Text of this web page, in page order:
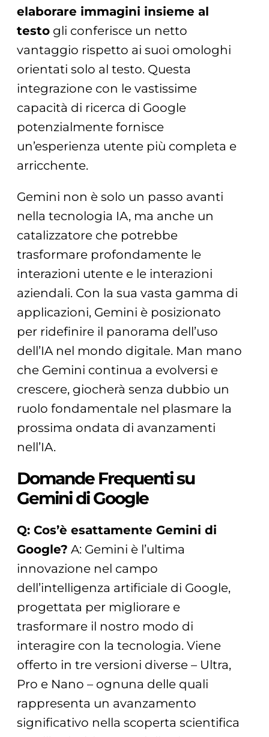
elaborare immagini insieme al
testogli conferisce un netto
vantaggio rispetto ai suoi omologhi
orientati solo al testo. Questa
integrazione con le vastissime
capacità di ricerca di Google
potenzialmente fornisce
un’esperienza utente più completa e
arricchente.
Gemini non è solo un passo avanti
nella tecnologia IA, ma anche un
catalizzatore che potrebbe
trasformare profondamente le
interazioni utente e le interazioni
aziendali. Con la sua vasta gamma di
applicazioni, Gemini è posizionato
per ridefinire il panorama dell’uso
dell’IA nel mondo digitale. Man mano
che Gemini continua a evolversi e
crescere, giocherà senza dubbio un
ruolo fondamentale nel plasmare la
prossima ondata di avanzamenti
nell’IA.
Domande Frequenti su
Gemini di Google
Q: Cos’è esattamente Gemini di
Google? A: Gemini è l’ultima
innovazione nel campo
dell’intelligenza artificiale di Google,
progettata per migliorare e
trasformare il nostro modo di
interagire con la tecnologia. Viene
offerto in tre versioni diverse – Ultra,
Pro e Nano – ognuna delle quali
rappresenta un avanzamento
significativo nella scoperta scientifica